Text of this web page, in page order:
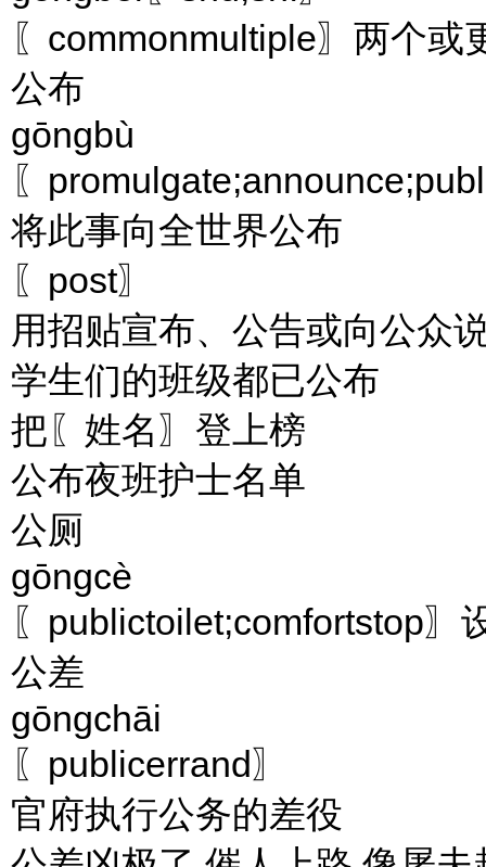
〖commonmultiple〗两个或
公布
gōngbù
〖
将此事向全世界公布
〖post〗
用招贴宣布、公告或向公众
学生们的班级都已公布
把〖姓名〗登上榜
公布夜班护士名单
公厕
gōngcè
〖publictoilet;comfortstop〗
公差
gōngchāi
〖publicerrand〗
官府执行公务的差役